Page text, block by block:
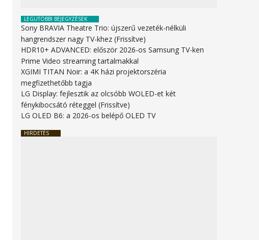
LEGUTÓBBI BEJEGYZÉSEK
Sony BRAVIA Theatre Trio: újszerű vezeték-nélküli
hangrendszer nagy TV-khez (Frissítve)
HDR10+ ADVANCED: először 2026-os Samsung TV-ken
Prime Video streaming tartalmakkal
XGIMI TITAN Noir: a 4K házi projektorszéria
megfizethetőbb tagja
LG Display: fejlesztik az olcsóbb WOLED-et két
fénykibocsátó réteggel (Frissítve)
LG OLED B6: a 2026-os belépő OLED TV
HIRDETÉS